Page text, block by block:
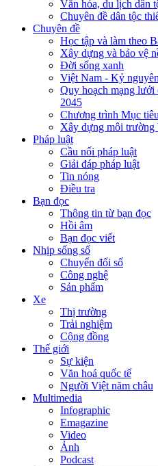
Văn hóa, du lịch dân
Chuyên đề dân tộc
Chuyên đề
Học tập và làm theo
Xây dựng và bảo vệ
Đời sống xanh
Việt Nam - Kỷ
Quy hoạch mạng
2045
Chương trình Mục
Xây dựng môi trường
Pháp luật
Cầu nối pháp luật
Giải đáp pháp luật
Tin nóng
Điều tra
Bạn đọc
Thông tin từ bạn đọc
Hồi âm
Bạn đọc viết
Nhịp sống số
Chuyển đổi số
Công nghệ
Sản phẩm
Xe
Thị trường
Trải nghiệm
Cộng đồng
Thế giới
Sự kiện
Văn hoá quốc tế
Người Việt năm châu
Multimedia
Infographic
Emagazine
Video
Ảnh
Podcast